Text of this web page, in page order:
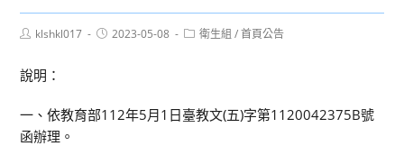
Postklshkl017
Post2023-05-08
Post衛生組 / 首頁公告
說明：
一、依教育部112年5月1日臺教文(五)字第1120042375B號
函辦理。